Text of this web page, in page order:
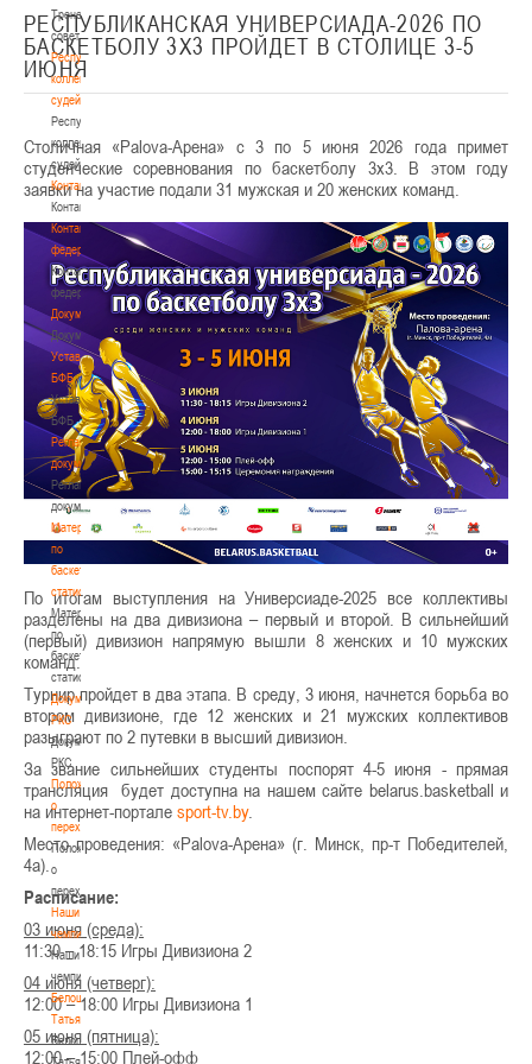
Тренерский
совет
Республиканская
коллегия
судей
Республиканская
коллегия
судей
Контакты
Контакты
Контакты
федерации
Контакты
федерации
Документы
Документы
Устав
БФБ
Устав
БФБ
Регламентирующие
документы
Регламентирующие
документы
Материалы
по
баскетбольной
статистике
Материалы
по
баскетбольной
статистике
Документы
РКС
Документы
РКС
Положение
о
переходах
Положение
о
переходах
Наши
чемпионы
Наши
чемпионы
Белошапко
Татьяна
Белошапко
Татьяна
РЕСПУБЛИКАНСКАЯ УНИВЕРСИАДА-2026 ПО
БАСКЕТБОЛУ 3Х3 ПРОЙДЕТ В СТОЛИЦЕ 3-5
ИЮНЯ
Столичная «Palova-Арена» с 3 по 5 июня 2026 года примет
студенческие соревнования по баскетболу 3х3. В этом году
заявки на участие подали 31 мужская и 20 женских команд.
По итогам выступления на Универсиаде-2025 все коллективы
разделены на два дивизиона – первый и второй. В сильнейший
(первый) дивизион напрямую вышли 8 женских и 10 мужских
команд.
Турнир пройдет в два этапа. В среду, 3 июня, начнется борьба во
втором дивизионе, где 12 женских и 21 мужских коллективов
разыграют по 2 путевки в высший дивизион.
За звание сильнейших студенты поспорят 4-5 июня - прямая
трансляция будет доступна на нашем сайте belarus.basketball и
на интернет-портале sport-tv.by.
Место проведения: «Palova-Арена» (г. Минск, пр-т Победителей,
4а).
Расписание:
03 июня (среда):
11:30 – 18:15 Игры Дивизиона 2
04 июня (четверг):
12:00 – 18:00 Игры Дивизиона 1
05 июня (пятница):
12:00 – 15:00 Плей-офф